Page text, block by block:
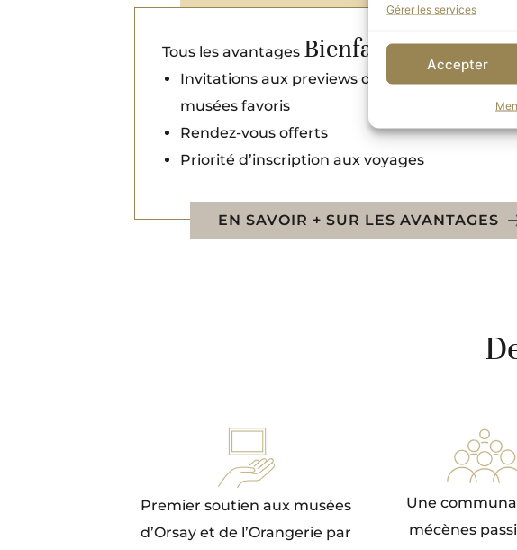
Gérer les services
Accepter
EN SAVOIR + SUR LES AVANTAGES
Tous les avantages Bienfaiteur
Invitations aux previews des expositions de vos
musées favoris
Rendez-vous offerts
Priorité d’inscription aux voyages
Premier soutien aux musées
d’Orsay et de l’Orangerie par
Une
mécènes